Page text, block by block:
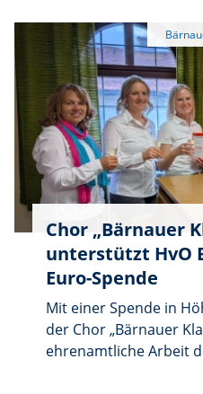
starteten: Im großen
tanzten sie
„Fliegerlied” – ein
sofort für gute
Chor „Bärnauer
unterstützt HvO
Euro-Spende
Mit einer Spende in
der Chor „Bärnauer
ehrenamtliche Arbeit